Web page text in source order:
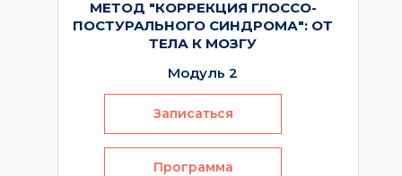
МЕТОД "КОРРЕКЦИЯ ГЛОССО-
ПОСТУРАЛЬНОГО СИНДРОМА": ОТ
ТЕЛА К МОЗГУ
Модуль 2
Программа
Записаться